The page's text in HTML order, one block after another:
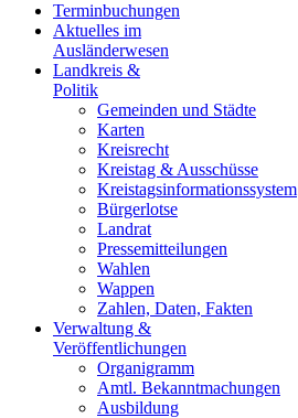
Terminbuchungen
Aktuelles im
Ausländerwesen
Landkreis &
Politik
Gemeinden und Städte
Karten
Kreisrecht
Kreistag & Ausschüsse
Kreistagsinformationssystem
Bürgerlotse
Landrat
Pressemitteilungen
Wahlen
Wappen
Zahlen, Daten, Fakten
Verwaltung &
Veröffentlichungen
Organigramm
Amtl. Bekanntmachungen
Ausbildung